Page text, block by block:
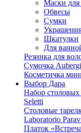
Маски для
Обвесы
Сумки
Шкатулки
Для
Резинка для
Сумочка
Косметичка
Выбор Дара
Набор
Seletti
Столовые
Laboratorio
Платок